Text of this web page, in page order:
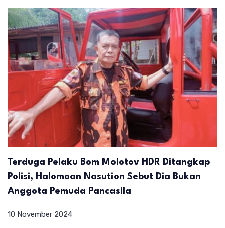
Terduga Pelaku Bom Molotov HDR Ditangkap
Polisi, Halomoan Nasution Sebut Dia Bukan
Anggota Pemuda Pancasila
10 November 2024